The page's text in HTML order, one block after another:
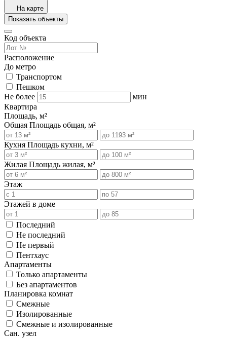
На карте
Показать объекты
Код объекта
Расположение
До метро
Транспортом
Пешком
Не более
мин
Квартира
Площадь, м²
Общая Площадь общая, м²
Кухня Площадь кухни, м²
Жилая Площадь жилая, м²
Этаж
Этажей в доме
Последний
Не последний
Не первый
Пентхаус
Апартаменты
Только апартаменты
Без апартаментов
Планировка комнат
Смежные
Изолированные
Смежные и изолированные
Сан. узел